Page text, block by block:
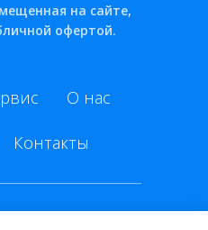
на сайте,
офертой.
О нас
Контакты